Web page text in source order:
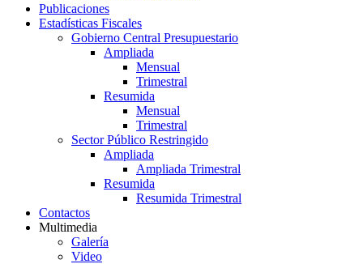
Publicaciones
Estadísticas Fiscales
Gobierno Central Presupuestario
Ampliada
Mensual
Trimestral
Resumida
Mensual
Trimestral
Sector Público Restringido
Ampliada
Ampliada Trimestral
Resumida
Resumida Trimestral
Contactos
Multimedia
Galería
Video